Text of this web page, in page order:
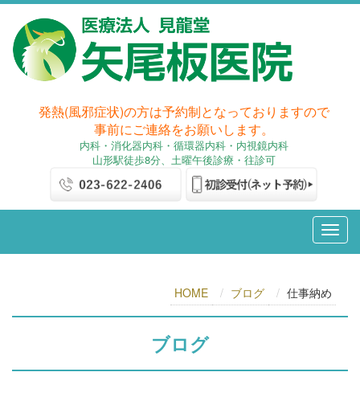
発熱(風邪症状)の方は予約制となっておりますので
事前にご連絡をお願いします。
内科・消化器内科・循環器内科・内視鏡内科
山形駅徒歩8分、土曜午後診療・往診可
HOME ブログ 仕事納め
ブログ